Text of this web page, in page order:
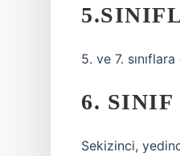
5. ve 7.
6. SINIF
Sekizinci,